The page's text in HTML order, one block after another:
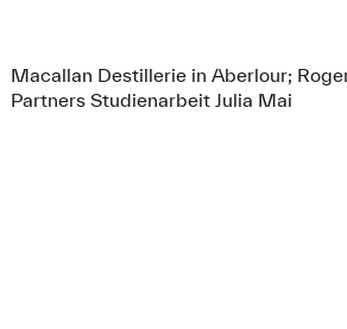
Macallan Destillerie in Aberlour;
Partners Studienarbeit Julia Mai